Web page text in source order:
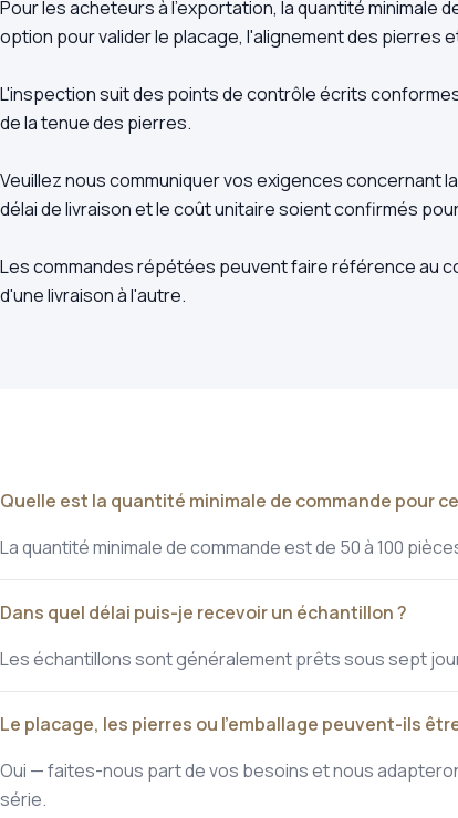
Pour les acheteurs à l'exportation, la quantité minimale
option pour valider le placage, l'alignement des pierres
L'inspection suit des points de contrôle écrits
de la tenue des pierres.
Veuillez nous communiquer vos exigences concernant
délai de livraison et le coût unitaire soient confirmés
Les commandes répétées peuvent faire référence au
d'une livraison à l'autre.
Quelle est la quantité minimale de commande pour
La quantité minimale de commande est de 50 à 100
Dans quel délai puis-je recevoir un échantillon ?
Les échantillons sont généralement prêts sous sept
Le placage, les pierres ou l'emballage peuvent-ils
Oui — faites-nous part de vos besoins et nous
série.